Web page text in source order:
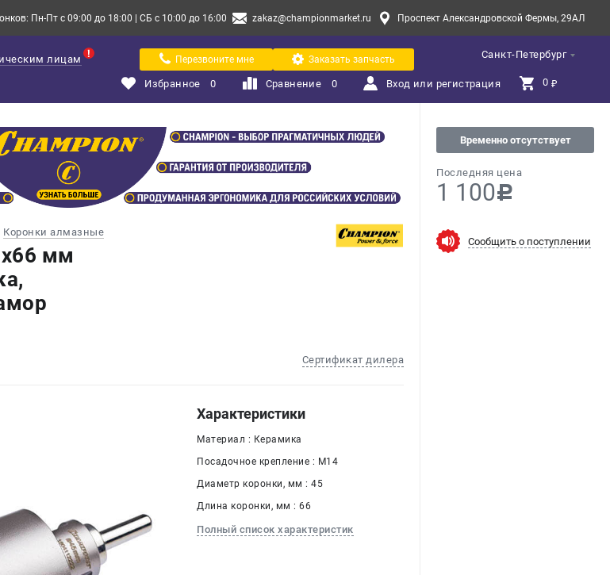
Пн-Пт с 09:00 до 18:00 | СБ с 10:00 до 16:00 zakaz@championmarket.ru Проспект Александровской Фермы, 29АЛ
Санкт-Петербург
лицам Перезвоните мне Заказать запчасть
Избранное 0 Сравнение 0 Вход или регистрация 0 ₽
Коронки алмазные
мм
Сертификат дилера
Временно отсутствует
Последняя цена
1 100c
Сообщить о поступлении
Характеристики
Материал : Керамика
Посадочное крепление : M14
Диаметр коронки, мм : 45
Длина коронки, мм : 66
Полный список характеристик